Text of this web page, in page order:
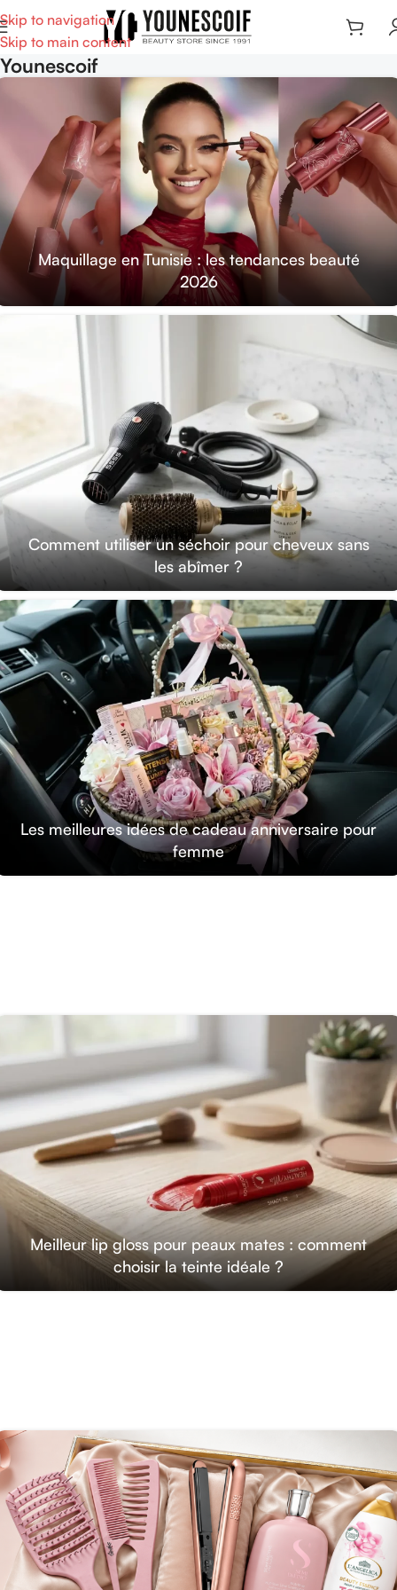
Skip to navigation
Skip to main content
Younescoif
Maquillage en Tunisie : les tendances beauté
2026
Comment utiliser un séchoir pour cheveux sans
les abîmer ?
Les meilleures idées de cadeau anniversaire pour
femme
Meilleur lip gloss pour peaux mates : comment
choisir la teinte idéale ?